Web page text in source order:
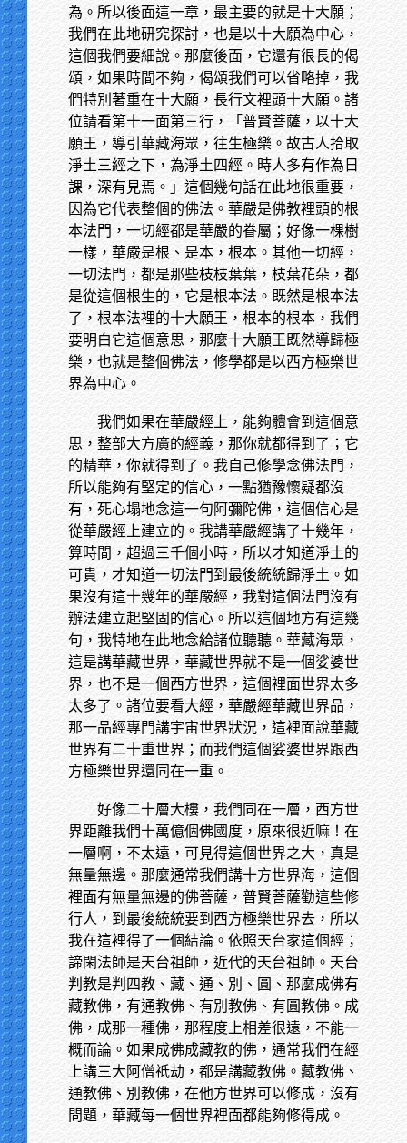
為。所以後面這一章，最主要的就是十大願；
我們在此地研究探討，也是以十大願為中心，
這個我們要細說。那麼後面，它還有很長的偈
頌，如果時間不夠，偈頌我們可以省略掉，我
們特別著重在十大願，長行文裡頭十大願。諸
位請看第十一面第三行，「普賢菩薩，以十大
願王，導引華藏海眾，往生極樂。故古人拾取
淨土三經之下，為淨土四經。時人多有作為日
課，深有見焉。」這個幾句話在此地很重要，
因為它代表整個的佛法。華嚴是佛教裡頭的根
本法門，一切經都是華嚴的眷屬；好像一棵樹
一樣，華嚴是根、是本，根本。其他一切經，
一切法門，都是那些枝枝葉葉，枝葉花朵，都
是從這個根生的，它是根本法。既然是根本法
了，根本法裡的十大願王，根本的根本，我們
要明白它這個意思，那麼十大願王既然導歸極
樂，也就是整個佛法，修學都是以西方極樂世
界為中心。
我們如果在華嚴經上，能夠體會到這個意
思，整部大方廣的經義，那你就都得到了；它
的精華，你就得到了。我自己修學念佛法門，
所以能夠有堅定的信心，一點猶豫懷疑都沒
有，死心塌地念這一句阿彌陀佛，這個信心是
從華嚴經上建立的。我講華嚴經講了十幾年，
算時間，超過三千個小時，所以才知道淨土的
可貴，才知道一切法門到最後統統歸淨土。如
果沒有這十幾年的華嚴經，我對這個法門沒有
辦法建立起堅固的信心。所以這個地方有這幾
句，我特地在此地念給諸位聽聽。華藏海眾，
這是講華藏世界，華藏世界就不是一個娑婆世
界，也不是一個西方世界，這個裡面世界太多
太多了。諸位要看大經，華嚴經華藏世界品，
那一品經專門講宇宙世界狀況，這裡面說華藏
世界有二十重世界；而我們這個娑婆世界跟西
方極樂世界還同在一重。
好像二十層大樓，我們同在一層，西方世
界距離我們十萬億個佛國度，原來很近嘛！在
一層啊，不太遠，可見得這個世界之大，真是
無量無邊。那麼通常我們講十方世界海，這個
裡面有無量無邊的佛菩薩，普賢菩薩勸這些修
行人，到最後統統要到西方極樂世界去，所以
我在這裡得了一個結論。依照天台家這個經；
諦閑法師是天台祖師，近代的天台祖師。天台
判教是判四教、藏、通、別、圓、那麼成佛有
藏教佛，有通教佛、有別教佛、有圓教佛。成
佛，成那一種佛，那程度上相差很遠，不能一
概而論。如果成佛成藏教的佛，通常我們在經
上講三大阿僧祗劫，都是講藏教佛。藏教佛、
通教佛、別教佛，在他方世界可以修成，沒有
問題，華藏每一個世界裡面都能夠修得成。